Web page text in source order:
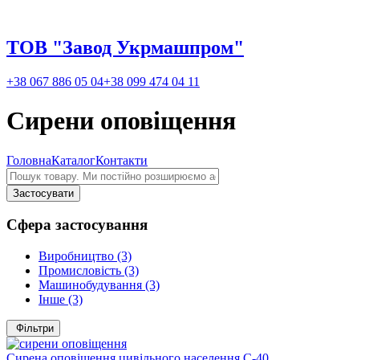
ТОВ "Завод Укрмашпром"
+38 067 886 05 04+38 099 474 04 11
Сирени оповіщення
ГоловнаКаталогКонтакти
Сфера застосування
Виробництво (3)
Промисловість (3)
Машинобудування (3)
Інше (3)
Фільтри